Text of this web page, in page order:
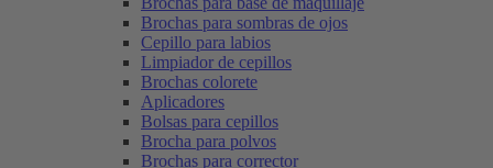
Brochas para sombras de ojos
Cepillo para labios
Limpiador de cepillos
Brochas colorete
Aplicadores
Bolsas para cepillos
Brocha para polvos
Brochas para corrector